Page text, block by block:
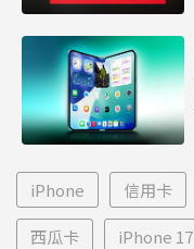
iPhone 信用卡
西瓜卡 iPhone 17